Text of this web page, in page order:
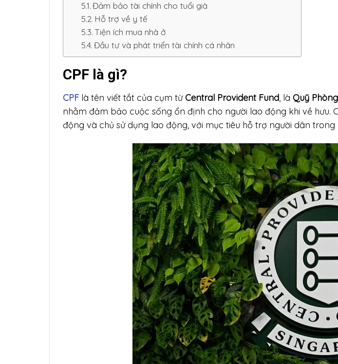
Đảm bảo tài chính cho tuổi già
Hỗ trợ về y tế
Tiện ích mua nhà ở
Đầu tư và phát triển tài chính cá nhân
CPF là gì?
CPFlà tên viết tắt của cụm từ Central Provident Fund , là Quỹ
nhằm đảm bảo cuộc sống ổn định cho người lao động khi về
động và chủ sử dụng lao động, với mục tiêu hỗ trợ người dân